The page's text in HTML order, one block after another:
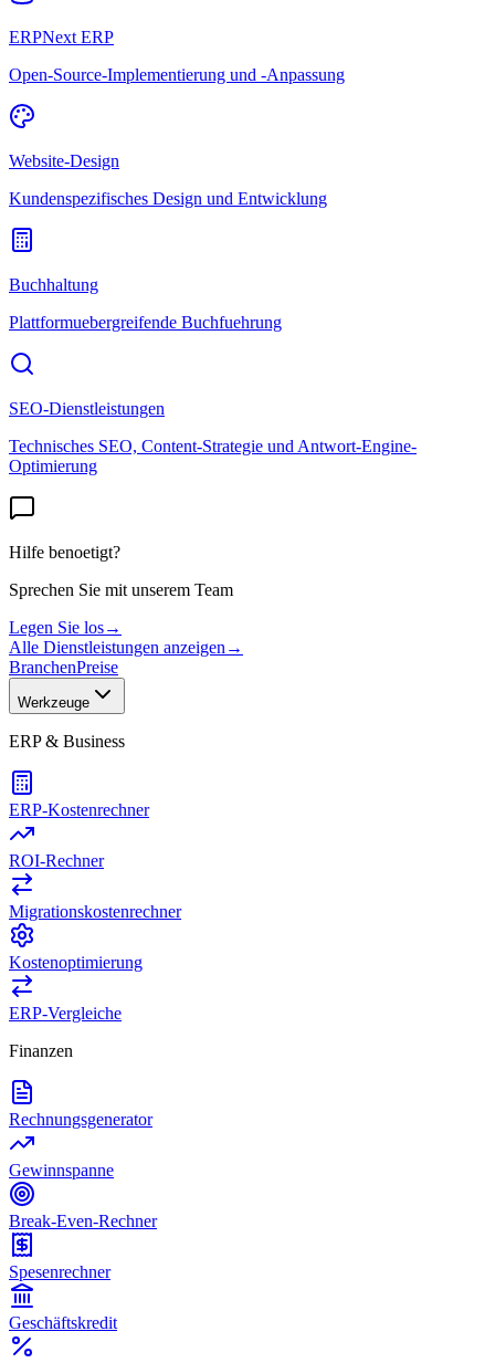
ERPNext ERP
Open-Source-Implementierung und -Anpassung
Website-Design
Kundenspezifisches Design und Entwicklung
Buchhaltung
Plattformuebergreifende Buchfuehrung
SEO-Dienstleistungen
Technisches SEO, Content-Strategie und Antwort-Engine-
Optimierung
Hilfe benoetigt?
Sprechen Sie mit unserem Team
Legen Sie los→
Alle Dienstleistungen anzeigen →
BranchenPreise
Werkzeuge
ERP & Business
ERP-Kostenrechner
ROI-Rechner
Migrationskostenrechner
Kostenoptimierung
ERP-Vergleiche
Finanzen
Rechnungsgenerator
Gewinnspanne
Break-Even-Rechner
Spesenrechner
Geschäftskredit